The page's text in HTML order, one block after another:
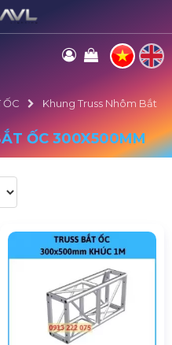
ỐC
Khung Truss Nhôm Bắt
ỐC 300X500MM